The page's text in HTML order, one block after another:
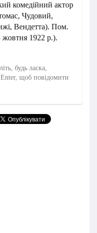
комедійний актор
Чудовий,
Вендетта). Пом.
1922 р.).
будь ласка,
щоб повідомити